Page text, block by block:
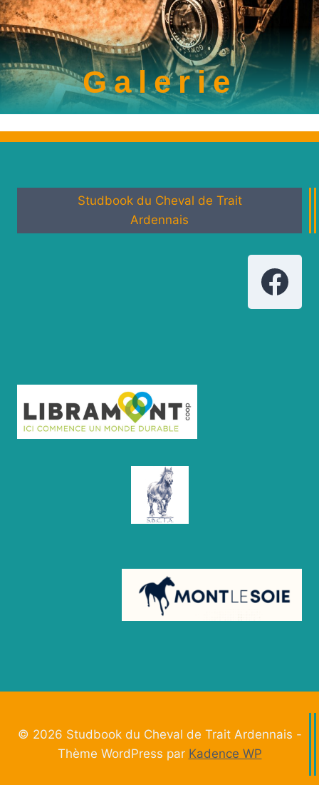
Galerie
Studbook du Cheval de Trait
Ardennais
© 2026 Studbook du Cheval de Trait Ardennais -
Thème WordPress par Kadence WP